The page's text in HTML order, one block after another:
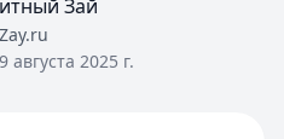
Зай
августа 2025 г.